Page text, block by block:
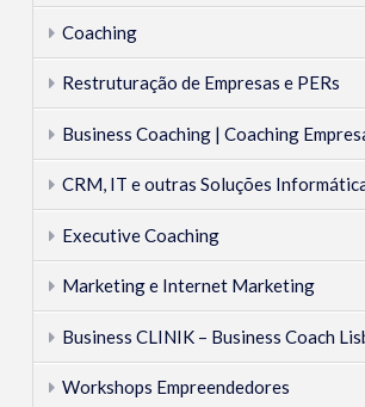
Carrancho Diagnostico
Coaching
Restruturação de Empresas e PERs
Business Coaching | Coaching
CRM, IT e outras Soluções
Executive Coaching
Marketing e Internet Marketing
Business CLINIK – Business Coach
Workshops Empreendedores